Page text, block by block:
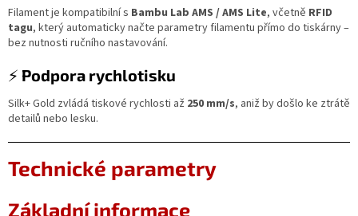
Filament je kompatibilní s Bambu Lab AMS / AMS Lite, včetně RFID
tagu, který automaticky načte parametry filamentu přímo do tiskárny –
bez nutnosti ručního nastavování.
⚡ Podpora rychlotisku
Silk+ Gold zvládá tiskové rychlosti až 250 mm/s, aniž by došlo ke ztrátě
detailů nebo lesku.
Technické parametry
Základní informace